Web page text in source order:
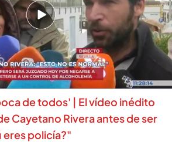
acosado por los medios de
“No tengo que dar
nadie de nada, lo que tenga
en el juicio al juez”
de todos' | El vídeo inédito
Cayetano Rivera antes de ser
eres policía?"